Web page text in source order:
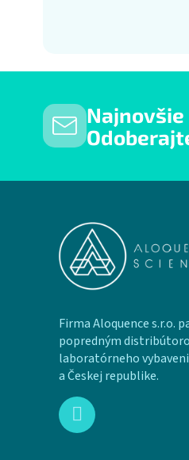
Firma Aloquence s.r.o.
popredným
laboratórneho
a Českej republike.